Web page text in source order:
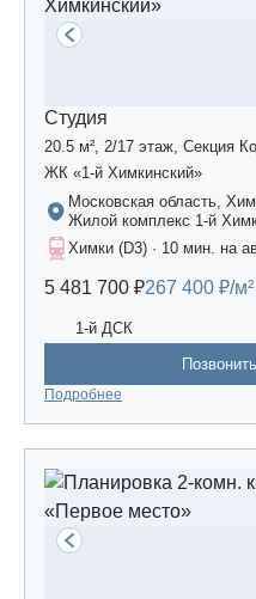
Студия
20.5 м², 2/17 этаж, Секция
ЖК «1-й Химкинский»
Московская область,
Жилой комплекс 1-й
Химки (D3) · 10 мин. на
5 481 700 ₽267 400 ₽/м²
1-й ДСК
Подробнее